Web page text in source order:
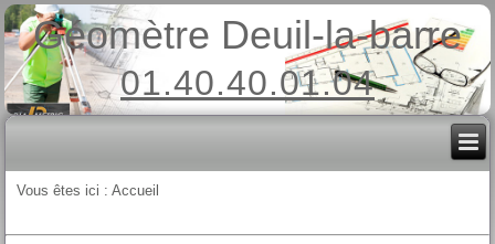
Géomètre Deuil-la-barre
01.40.40.01.04
Vous êtes ici :Accueil